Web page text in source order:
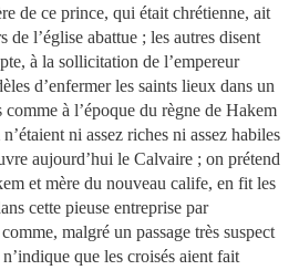
de ce prince, qui était chrétienne, ait
de l’église abattue ; les autres disent
à la sollicitation de l’empereur
d’enfermer les saints lieux dans un
à l’époque du règne de Hakem
ni assez riches ni assez habiles
aujourd’hui le Calvaire ; on prétend
et mère du nouveau calife, en fit les
cette pieuse entreprise par
malgré un passage très suspect
que les croisés aient fait